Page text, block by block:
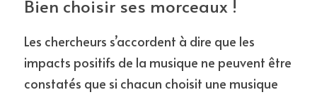
Bien choisir ses morceaux !
Les chercheurs s’accordent à dire que les
impacts positifs de la musique ne peuvent être
constatés que si chacun choisit une musique